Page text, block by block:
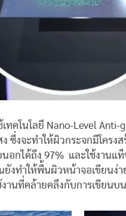
ทคโนโลยี Nano-Level Anti-
ซึ่งจะทำให้ผิวกระจกมีโคร
อกได้ถึง 97% และใช้งานแ
ยังทำให้พื้นผิวหน้าจอเขียนง่
านที่คล้ายคลึงกับการเขียนบ